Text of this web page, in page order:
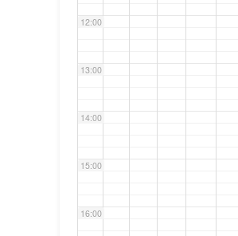
12:00
13:00
14:00
15:00
16:00